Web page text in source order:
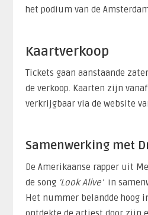
het podium van de
Kaartverkoop
Tickets gaan aanstaande
de verkoop. Kaarten zijn
verkrijgbaar via de website
Samenwerking met
De Amerikaanse rapper uit
de song ‘Look Alive’ in
Het nummer belandde hoog